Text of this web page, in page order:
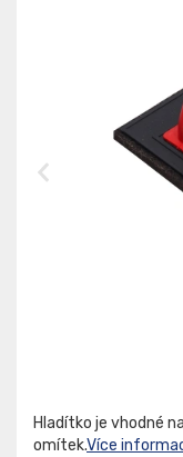
Hladítko je vhodné
omítek.Více